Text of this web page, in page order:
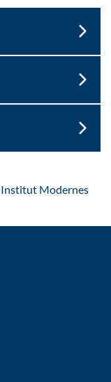
Modernes